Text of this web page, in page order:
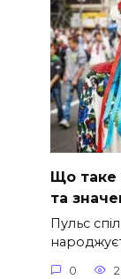
Що таке
та
Пульс
0